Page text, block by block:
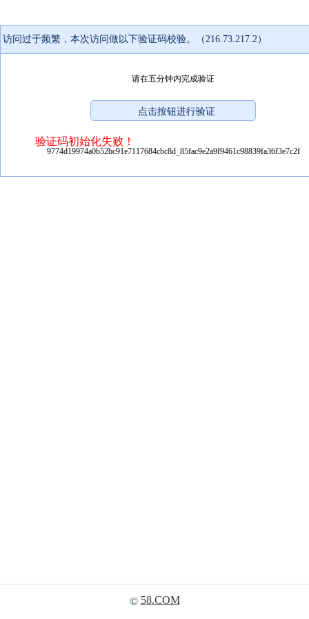
访问过于频繁，本次访问做以下验证码校验。（216.73.217.2）
请在五分钟内完成验证
验证码初始化失败！
9774d19974a0b52bc91e7117684cbc8d_85fac9e2a9f9461c98839fa36f3e7c2f
© 58.COM